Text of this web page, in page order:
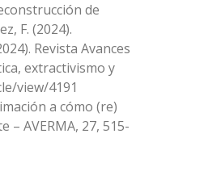
de
F. (2024).
Revista Avances
extractivismo y
view/4191
a cómo (re)
– AVERMA, 27, 515-